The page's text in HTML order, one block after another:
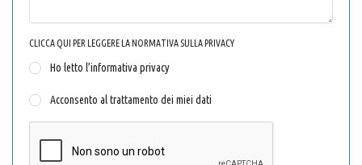
CLICCA QUI PER LEGGERE LA NORMATIVA SULLA PRIVACY
Ho letto l’informativa privacy
Acconsento al trattamento dei miei dati